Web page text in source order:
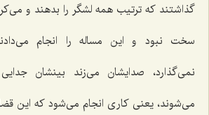
گذاشتند كه ترتیب همه لشگر را بدهند و
سخت نبود و این مساله را انجام
نمی‌گذارد، صدایشان می‌زند بینشان
می‌شوند، یعنی كاری انجام می‌شود كه این